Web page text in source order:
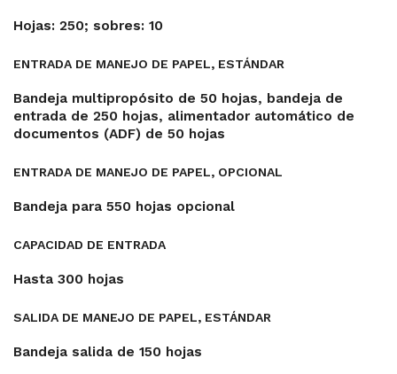
Hojas: 250; sobres: 10
ENTRADA DE MANEJO DE PAPEL, ESTÁNDAR
Bandeja multipropósito de 50 hojas, bandeja de
entrada de 250 hojas, alimentador automático de
documentos (ADF) de 50 hojas
ENTRADA DE MANEJO DE PAPEL, OPCIONAL
Bandeja para 550 hojas opcional
CAPACIDAD DE ENTRADA
Hasta 300 hojas
SALIDA DE MANEJO DE PAPEL, ESTÁNDAR
Bandeja salida de 150 hojas